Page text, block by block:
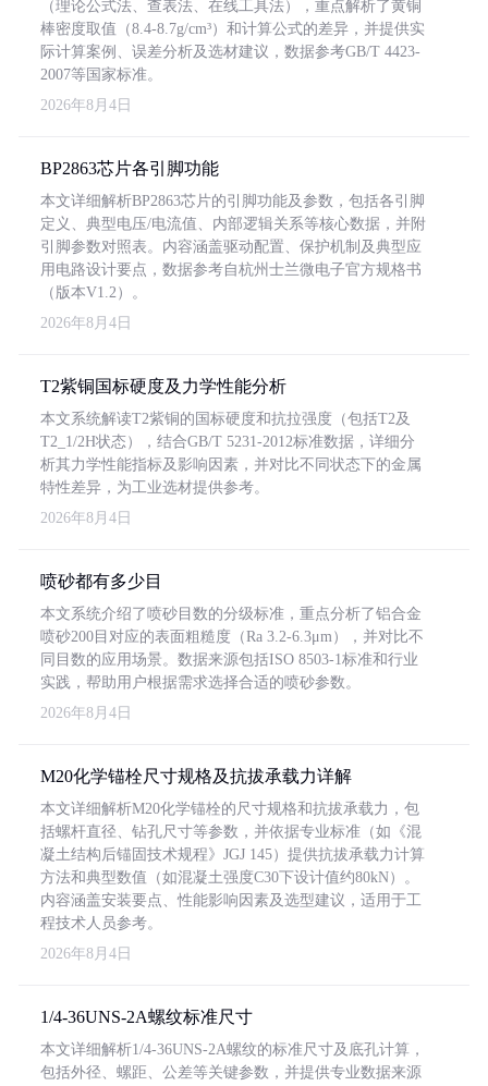
（理论公式法、查表法、在线工具法），重点解析了黄铜
棒密度取值（8.4-8.7g/cm³）和计算公式的差异，并提供实
际计算案例、误差分析及选材建议，数据参考GB/T 4423-
2007等国家标准。
2026年8月4日
BP2863芯片各引脚功能
本文详细解析BP2863芯片的引脚功能及参数，包括各引脚
定义、典型电压/电流值、内部逻辑关系等核心数据，并附
引脚参数对照表。内容涵盖驱动配置、保护机制及典型应
用电路设计要点，数据参考自杭州士兰微电子官方规格书
（版本V1.2）。
2026年8月4日
T2紫铜国标硬度及力学性能分析
本文系统解读T2紫铜的国标硬度和抗拉强度（包括T2及
T2_1/2H状态），结合GB/T 5231-2012标准数据，详细分
析其力学性能指标及影响因素，并对比不同状态下的金属
特性差异，为工业选材提供参考。
2026年8月4日
喷砂都有多少目
本文系统介绍了喷砂目数的分级标准，重点分析了铝合金
喷砂200目对应的表面粗糙度（Ra 3.2-6.3μm），并对比不
同目数的应用场景。数据来源包括ISO 8503-1标准和行业
实践，帮助用户根据需求选择合适的喷砂参数。
2026年8月4日
M20化学锚栓尺寸规格及抗拔承载力详解
本文详细解析M20化学锚栓的尺寸规格和抗拔承载力，包
括螺杆直径、钻孔尺寸等参数，并依据专业标准（如《混
凝土结构后锚固技术规程》JGJ 145）提供抗拔承载力计算
方法和典型数值（如混凝土强度C30下设计值约80kN）。
内容涵盖安装要点、性能影响因素及选型建议，适用于工
程技术人员参考。
2026年8月4日
1/4-36UNS-2A螺纹标准尺寸
本文详细解析1/4-36UNS-2A螺纹的标准尺寸及底孔计算，
包括外径、螺距、公差等关键参数，并提供专业数据来源